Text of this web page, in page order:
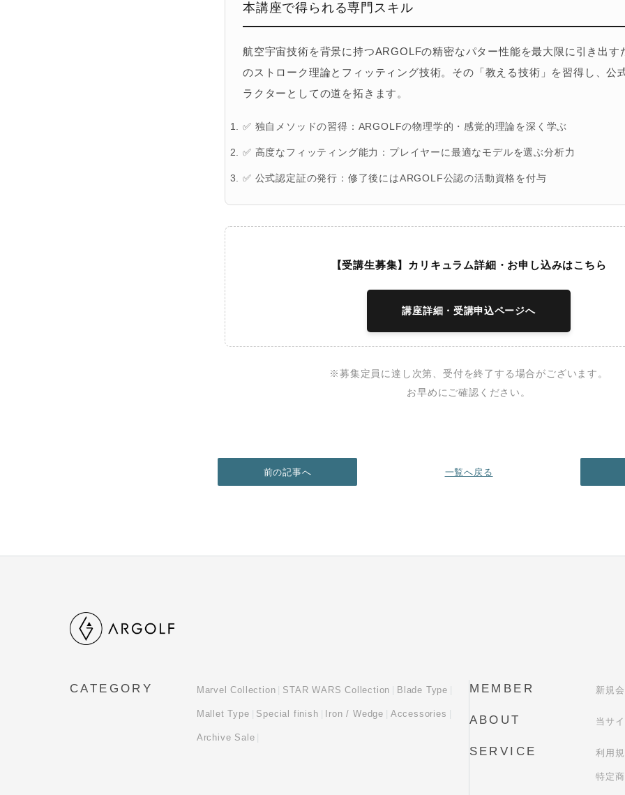
本講座で得られる専門スキル
航空宇宙技術を背景に持つARGOLFの精密なパター性能を最大限に引き出す
のストローク理論とフィッティング技術。その「教える技術」を習得し、公
ラクターとしての道を拓きます。
✅ 独自メソッドの習得 ：ARGOLFの物理学的・感覚的理論を深く学ぶ
✅ 高度なフィッティング能力 ：プレイヤーに最適なモデルを選ぶ分析力
✅ 公式認定証の発行 ：修了後にはARGOLF公認の活動資格を付与
【受講生募集】カリキュラム詳細・お申し込みはこちら
講座詳細・受講申込ページへ
※募集定員に達し次第、受付を終了する場合がございます。
お早めにご確認ください。
前の記事へ 一覧へ戻る
CATEGORY Marvel Collection STAR WARS Collection Blade Type
Mallet Type Special finish Iron / Wedge Accessories
Archive Sale
MEMBER 新規
ABOUT 当サ
SERVICE 利用
特定